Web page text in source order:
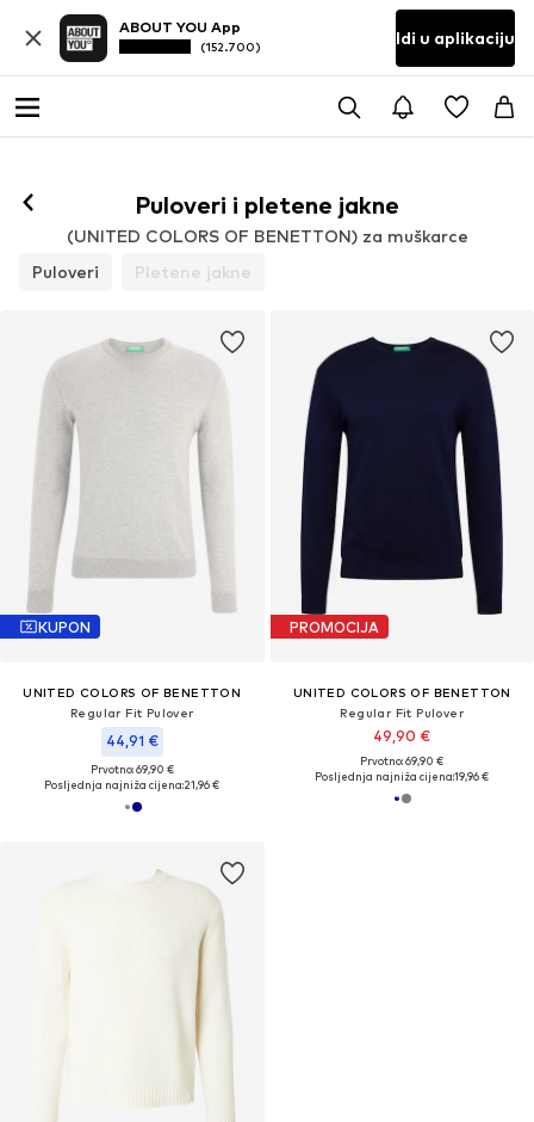
ABOUT YOU App
(152.700) Idi u aplikaciju
Puloveri i pletene jakne
(UNITED COLORS OF BENETTON) za muškarce
Puloveri
Pletene jakne
KUPON
UNITED COLORS OF BENETTON
Regular Fit Pulover
44,91 €
Prvotno: 69,90 €
Posljednja najniža cijena:21,96 €
PROMOCIJA
UNITED COLORS OF BENETTON
Regular Fit Pulover
49,90 €
Prvotno: 69,90 €
Posljednja najniža cijena:19,96 €